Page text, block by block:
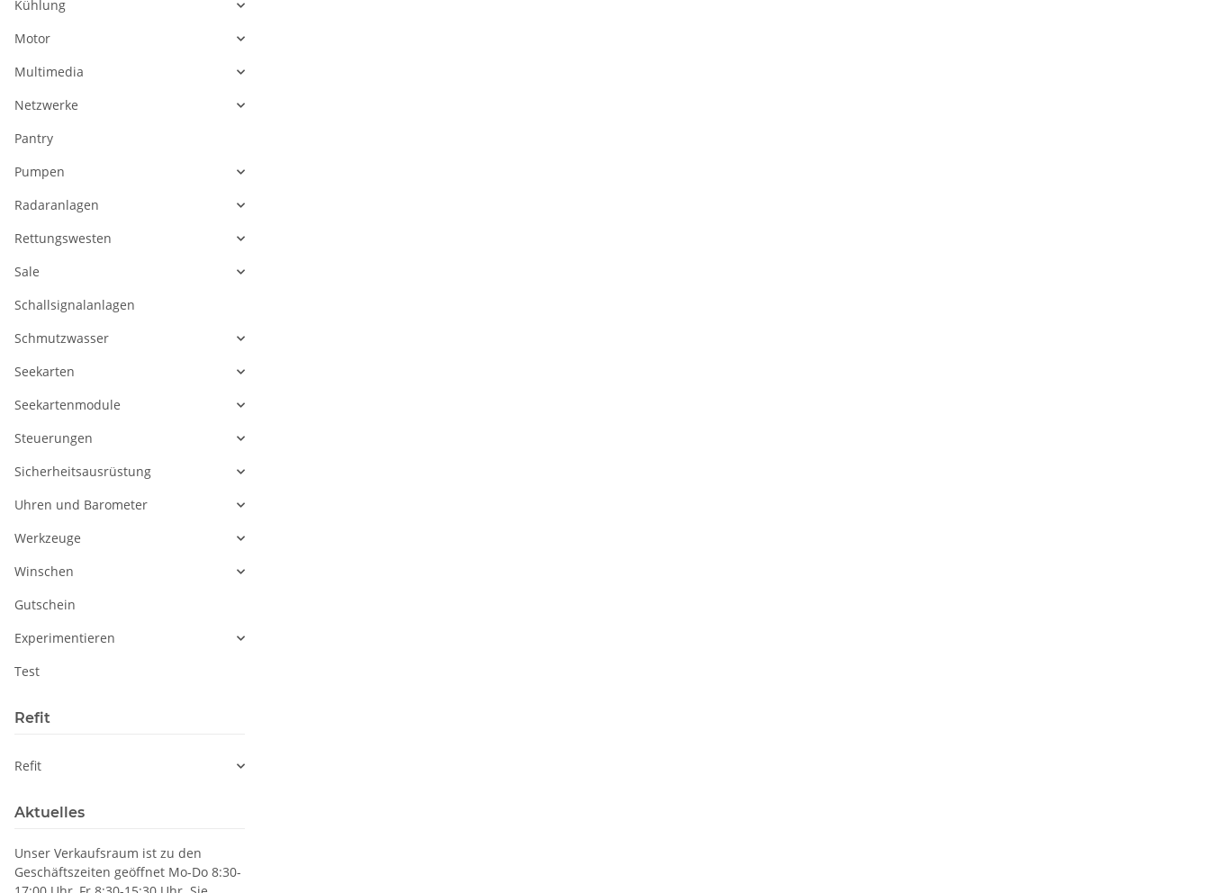
Kühlung
Motor
Multimedia
Netzwerke
Pantry
Pumpen
Radaranlagen
Rettungswesten
Sale
Schallsignalanlagen
Schmutzwasser
Seekarten
Seekartenmodule
Steuerungen
Sicherheitsausrüstung
Uhren und Barometer
Werkzeuge
Winschen
Gutschein
Experimentieren
Test
Refit
Refit
Aktuelles
Unser Verkaufsraum ist zu den
Geschäftszeiten geöffnet Mo-Do 8:30-